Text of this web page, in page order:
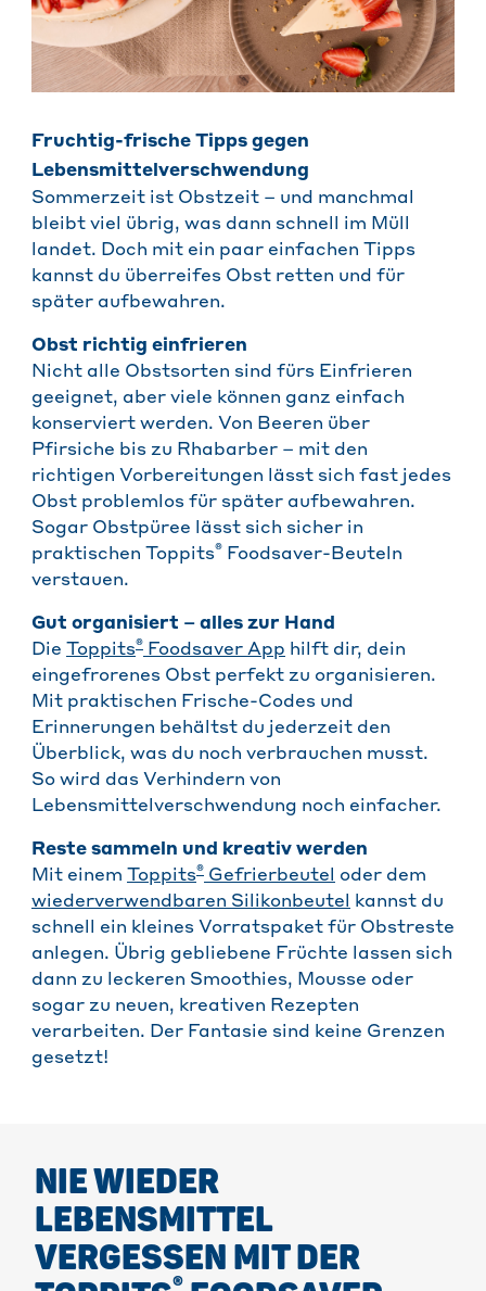
Fruchtig-frische Tipps gegen
Lebensmittelverschwendung
Sommerzeit ist Obstzeit – und manchmal
bleibt viel übrig, was dann schnell im Müll
landet. Doch mit ein paar einfachen Tipps
kannst du überreifes Obst retten und für
später aufbewahren.
Obst richtig einfrieren
Nicht alle Obstsorten sind fürs Einfrieren
geeignet, aber viele können ganz einfach
konserviert werden. Von Beeren über
Pfirsiche bis zu Rhabarber – mit den
richtigen Vorbereitungen lässt sich fast jedes
Obst problemlos für später aufbewahren.
Sogar Obstpüree lässt sich sicher in
praktischen Toppits® Foodsaver-Beuteln
verstauen.
Gut organisiert – alles zur Hand
Die
Toppits® Foodsaver App hilft dir, dein
eingefrorenes Obst perfekt zu organisieren.
Mit praktischen Frische-Codes und
Erinnerungen behältst du jederzeit den
Überblick, was du noch verbrauchen musst.
So wird das Verhindern von
Lebensmittelverschwendung noch einfacher.
Reste sammeln und kreativ werden
Mit einem
Toppits® Gefrierbeutel
oder dem
wiederverwendbaren Silikonbeutel
kannst du
schnell ein kleines Vorratspaket für Obstreste
anlegen. Übrig gebliebene Früchte lassen sich
dann zu leckeren Smoothies, Mousse oder
sogar zu neuen, kreativen Rezepten
verarbeiten. Der Fantasie sind keine Grenzen
gesetzt!
NIE WIEDER
LEBENSMITTEL
VERGESSEN MIT DER